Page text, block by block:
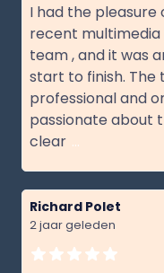
I had the pleasure
recent
team , and it was
start to finish. The
professional and
passionate about
clear ...
Richard Polet
2 jaar geleden